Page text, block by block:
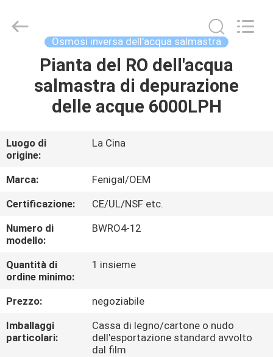
CASA
PRODOTTI
CIRCA
NOI
GIRO
DELLA
FABBRICA
CONTROLLO
DI
QUALITÀ
Fenigal
Science
Osmosi inversa dell'acqua salmastra
Pianta del RO dell'acqua
salmastra di depurazione
delle acque 6000LPH
Luogo di
origine:
La Cina
Marca:
Fenigal/OEM
Certificazione:
CE/UL/NSF etc.
Numero di
modello:
BWRO4-12
Quantità di
ordine minimo:
1 insieme
Prezzo:
negoziabile
Imballaggi
particolari:
Cassa di legno/cartone o nudo
dell'esportazione standard avvolto
dal film